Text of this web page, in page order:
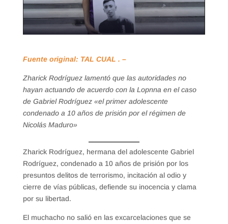
Fuente original: TAL CUAL . –
Zharick Rodríguez lamentó que las autoridades no
hayan actuando de acuerdo con la Lopnna en el caso
de Gabriel Rodríguez «el primer adolescente
condenado a 10 años de prisión por el régimen de
Nicolás Maduro»
Zharick Rodríguez, hermana del adolescente Gabriel
Rodríguez, condenado a 10 años de prisión por los
presuntos delitos de terrorismo, incitación al odio y
cierre de vías públicas, defiende su inocencia y clama
por su libertad.
El muchacho no salió en las excarcelaciones que se